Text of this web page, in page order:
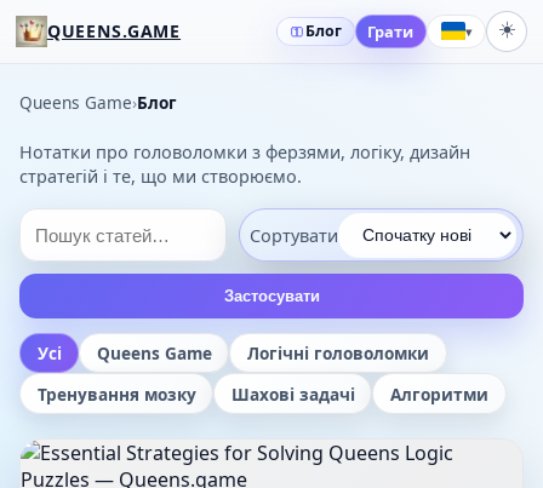
QUEENS.GAME Блог Грати ▾ ☀️
Queens Game›Блог
Нотатки про головоломки з ферзями, логіку, дизайн
стратегій і те, що ми створюємо.
Сортувати
Застосувати
Усі Queens Game
Логічні головоломки
Тренування мозку
Шахові задачі Алгоритми